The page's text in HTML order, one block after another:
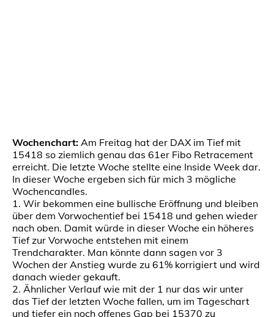
Wochenchart: Am Freitag hat der DAX im Tief mit
15418 so ziemlich genau das 61er Fibo Retracement
erreicht. Die letzte Woche stellte eine Inside Week dar.
In dieser Woche ergeben sich für mich 3 mögliche
Wochencandles.
1. Wir bekommen eine bullische Eröffnung und bleiben
über dem Vorwochentief bei 15418 und gehen wieder
nach oben. Damit würde in dieser Woche ein höheres
Tief zur Vorwoche entstehen mit einem
Trendcharakter. Man könnte dann sagen vor 3
Wochen der Anstieg wurde zu 61% korrigiert und wird
danach wieder gekauft.
2. Ähnlicher Verlauf wie mit der 1 nur das wir unter
das Tief der letzten Woche fallen, um im Tageschart
und tiefer ein noch offenes Gap bei 15370 zu